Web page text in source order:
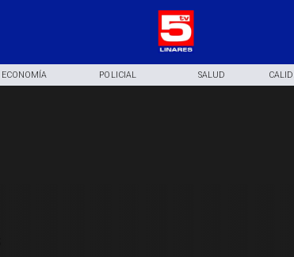
ECONOMÍA POLICIAL SALUD